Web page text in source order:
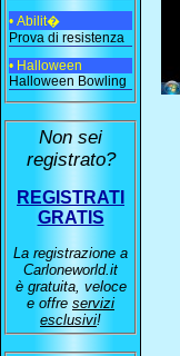
• Abilit�
Prova di resistenza
• Halloween
Halloween Bowling
Non sei
registrato?
REGISTRATI
GRATIS
La registrazione a
Carloneworld.it
è gratuita, veloce
e offre servizi
esclusivi!